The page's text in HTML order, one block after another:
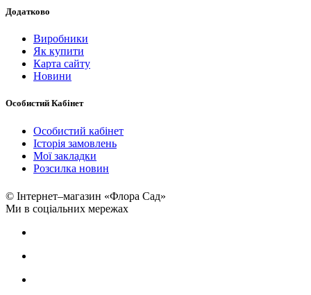
Додатково
Виробники
Як купити
Карта сайту
Новини
Особистий Кабінет
Особистий кабінет
Історія замовлень
Мої закладки
Розсилка новин
© Інтернет–магазин «Флора Сад»
Ми в соціальних мережах